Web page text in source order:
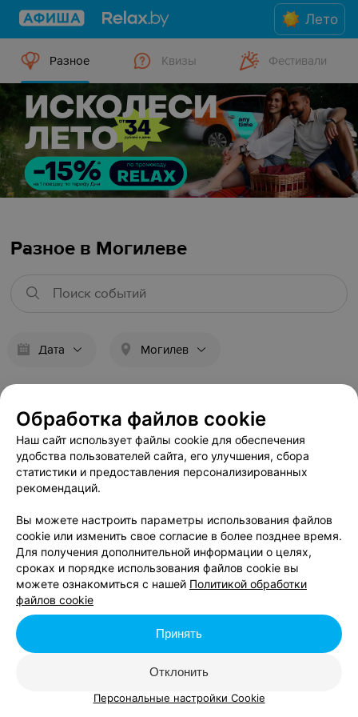
Лето
Разное Квизы Фестивали
Разное в Могилеве
Дата Могилев
В данном городе нет событий,
удовлетворяющих условиям фильтра.
Обработка файлов cookie
Наш сайт использует файлы cookie для обеспечения
удобства пользователей сайта, его улучшения, сбора
статистики и предоставления персонализированных
рекомендаций.
Вы можете настроить параметры использования файлов
cookie или изменить свое согласие в более позднее время.
Для получения дополнительной информации о целях,
сроках и порядке использования файлов cookie вы
можете ознакомиться с нашей Политикой обработки
файлов cookie
Отклонить
Принять
Персональные настройки Cookie